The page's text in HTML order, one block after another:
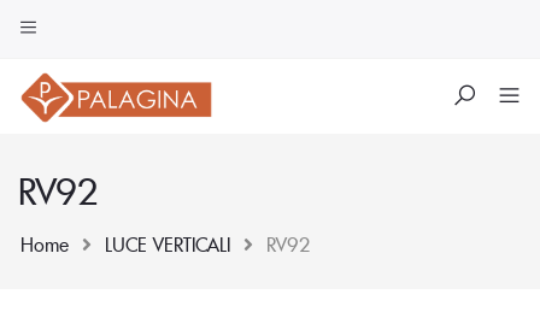
RV92
Home LUCE VERTICALI RV92